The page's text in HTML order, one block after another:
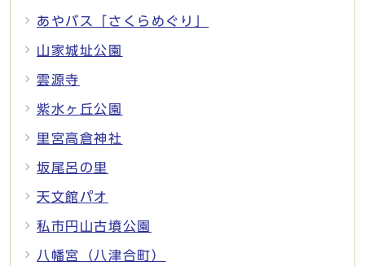
あやバス「さくらめぐり」
山家城址公園
雲源寺
紫水ヶ丘公園
里宮高倉神社
坂尾呂の里
天文館パオ
私市円山古墳公園
八幡宮（八津合町）